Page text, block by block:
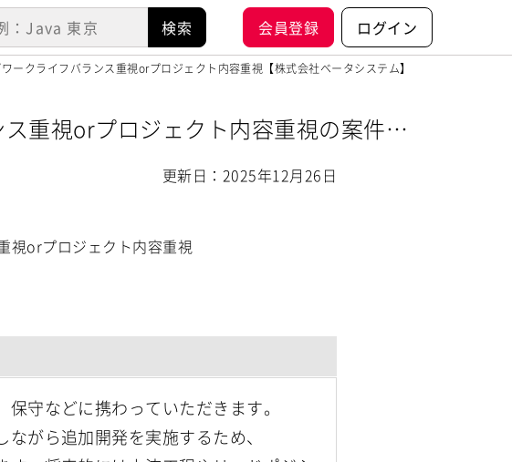
会員登録 ログイン
クライフバランス重視orプロジェクト内容重視【株式会社ベータシステム】
重視orプロジェクト内容重視の案件・
更新日：2025年12月26日
視orプロジェクト内容重視
守などに携わっていただきます。
がら追加開発を実施するため、